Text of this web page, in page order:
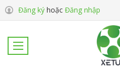
Đăng ký hoặc Đăng nhập